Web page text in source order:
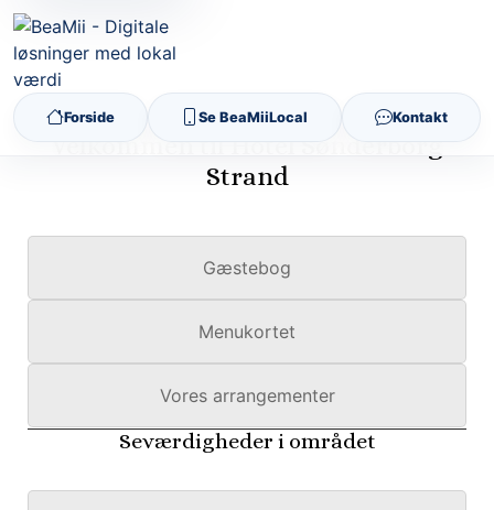
Forside Se BeaMiiLocal Kontakt
Velkommen til Hotel Sønderborg
Strand
Gæstebog
Menukortet
Vores arrangementer
Seværdigheder i området